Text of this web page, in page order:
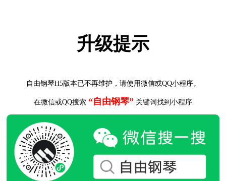
升级提示
自由钢琴H5版本已不再维护，请使用微信或QQ小程序。
在微信或QQ搜索 “自由钢琴” 关键词找到小程序